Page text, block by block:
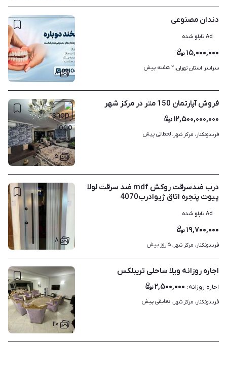
۸
دندان مصنوعی
Ad تابلو شده
۱۵,۰۰۰,۰۰۰
سراسر استان تهران، ۲ هفته پیش
۵
فروش آپارتمان 150 متر در مرکز شهر
۱۲,۵۰۰,۰۰۰,۰۰۰
فریدونکنار، مرکز شهر، لحظاتی پیش
۸
درب ضدسرقت روکش mdf ضد سرقت لولا
پیوت پنجره اتاق ژیوادرب4070
Ad تابلو شده
۱۹,۷۰۰,۰۰۰
فریدونکنار، مرکز شهر، ۵ روز پیش
۲۰
اجاره روزانه ویلا ساحلی تریبلکس
اجاره روزانه: ۲,۵۰۰,۰۰۰
فریدونکنار، مرکز شهر، دقایقی پیش